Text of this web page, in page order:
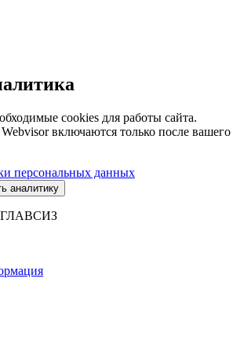
cookies для работы сайта.
включаются только после вашего
персональных данных
аналитику
ГЛАВСИЗ